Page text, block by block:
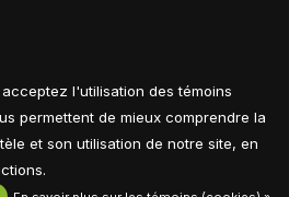
Ski
l'utilisation des témoins
permettent de mieux comprendre la
et son utilisation de notre site, en